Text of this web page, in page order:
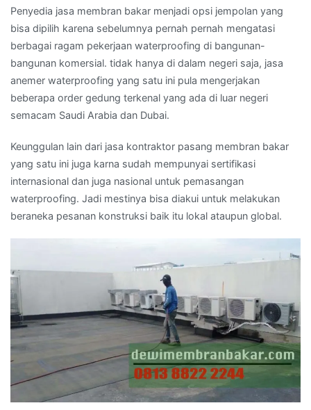
Penyedia jasa membran bakar menjadi opsi jempolan yang
bisa dipilih karena sebelumnya pernah pernah mengatasi
berbagai ragam pekerjaan waterproofing di bangunan-
bangunan komersial. tidak hanya di dalam negeri saja, jasa
anemer waterproofing yang satu ini pula mengerjakan
beberapa order gedung terkenal yang ada di luar negeri
semacam Saudi Arabia dan Dubai.
Keunggulan lain dari jasa kontraktor pasang membran bakar
yang satu ini juga karna sudah mempunyai sertifikasi
internasional dan juga nasional untuk pemasangan
waterproofing. Jadi mestinya bisa diakui untuk melakukan
beraneka pesanan konstruksi baik itu lokal ataupun global.